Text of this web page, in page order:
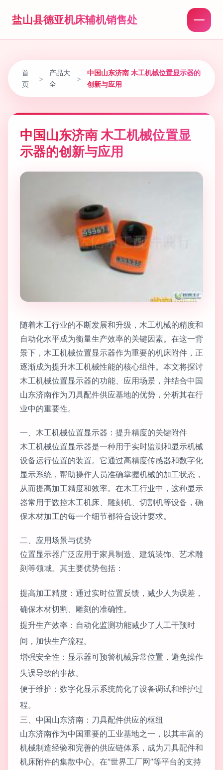
盐山县德亚机床辅机销售处
首
页
>
产品大
全
>
中国山东济南 木工机械位置显示器的
创新与应用
中国山东济南 木工机械位置显
示器的创新与应用
随着木工行业的不断发展和升级，木工机械的精度和
自动化水平成为衡量生产效率的关键因素。在这一背
景下，木工机械位置显示器作为重要的机床附件，正
逐渐成为提升木工机械性能的核心组件。本文将探讨
木工机械位置显示器的功能、应用场景，并结合中国
山东济南作为刀具配件供应基地的优势，分析其在行
业中的重要性。
一、木工机械位置显示器：提升精度的关键附件
木工机械位置显示器是一种用于实时监测和显示机械
设备运行位置的装置。它通过高精度传感器和数字化
显示系统，帮助操作人员准确掌握机械的加工状态，
从而提高加工精度和效率。在木工行业中，这种显示
器常用于数控木工机床、雕刻机、切割机等设备，确
保木材加工的每一个细节都符合设计要求。
二、应用场景与优势
位置显示器广泛应用于家具制造、建筑装饰、艺术雕
刻等领域。其主要优势包括：
提高加工精度：通过实时位置反馈，减少人为误差，
确保木材切割、雕刻的准确性。
提升生产效率：自动化监测功能减少了人工干预时
间，加快生产流程。
增强安全性：显示器可预警机械异常位置，避免操作
失误导致的事故。
便于维护：数字化显示系统简化了设备调试和维护过
程。
三、中国山东济南：刀具配件供应的枢纽
山东济南作为中国重要的工业基地之一，以其丰富的
机械制造经验和完善的供应链体系，成为刀具配件和
机床附件的集散中心。在“世界工厂网”等平台的支持